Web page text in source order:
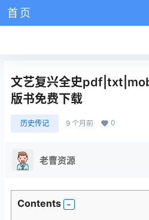
首页
文艺复兴全史
版书免费下载
历史传记 9 个月前 0
老曹资源
Contents